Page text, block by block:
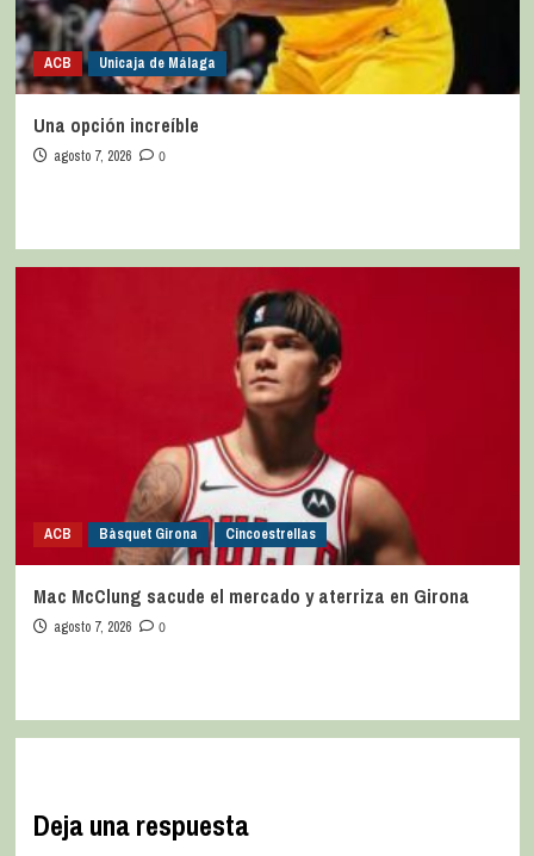
ACB Unicaja de Málaga
Una opción increíble
agosto 7, 2026 0
ACB Bàsquet Girona Cincoestrellas
Mac McClung sacude el mercado y aterriza en Girona
agosto 7, 2026 0
Deja una respuesta